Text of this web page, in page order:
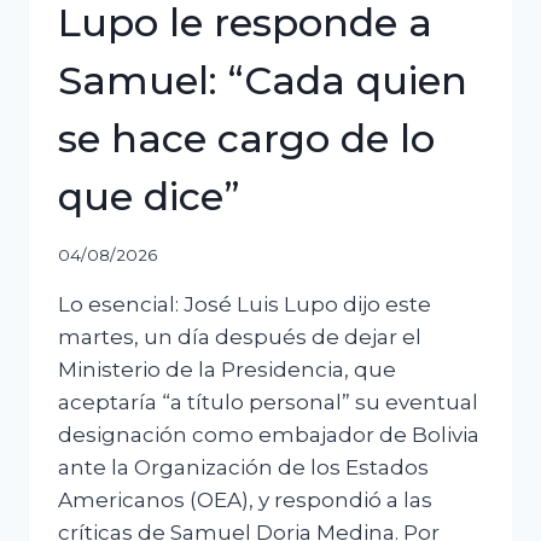
Lupo le responde a
Samuel: “Cada quien
se hace cargo de lo
que dice”
04/08/2026
Lo esencial: José Luis Lupo dijo este
martes, un día después de dejar el
Ministerio de la Presidencia, que
aceptaría “a título personal” su eventual
designación como embajador de Bolivia
ante la Organización de los Estados
Americanos (OEA), y respondió a las
críticas de Samuel Doria Medina. Por